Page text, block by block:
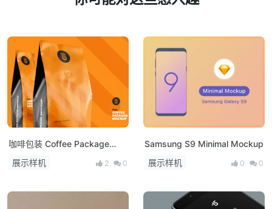
咖啡包装 Coffee Package
Mockup PSD
展示样机 2 0
Samsung S9 Minimal Mockup
展示样机
0 0